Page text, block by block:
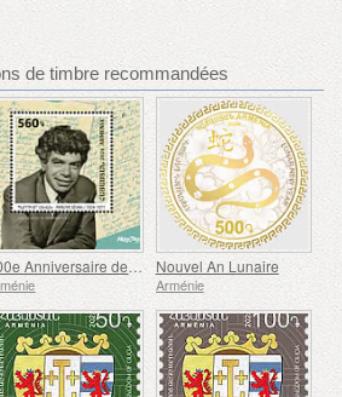
de timbre recommandées
100e Anniversaire de Paruyr Sevak Nouvel An Lunaire
Arménie